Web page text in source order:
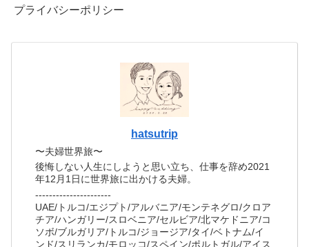
プライバシーポリシー
hatsutrip
〜夫婦世界旅〜
後悔しない人生にしようと思い立ち、仕事を辞め2021
年12月1日に世界旅に出かける夫婦。
----------------------
UAE/トルコ/エジプト/アルバニア/モンテネグロ/クロア
チア/ハンガリー/スロベニア/セルビア/北マケドニア/コ
ソボ/ブルガリア/トルコ/ジョージア/タイ/ベトナム/イ
ンド/スリランカ/モロッコ/スペイン/ポルトガル/アイス